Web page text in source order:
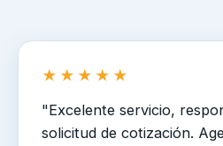
★★★★★
"Excelente servicio,
solicitud de cotización.